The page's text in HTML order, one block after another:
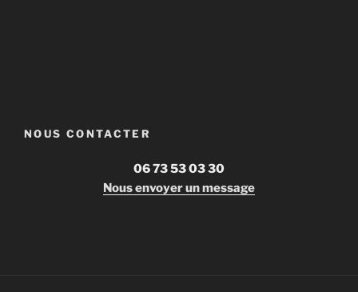
NOUS CONTACTER
06 73 53 03 30
Nous envoyer un message